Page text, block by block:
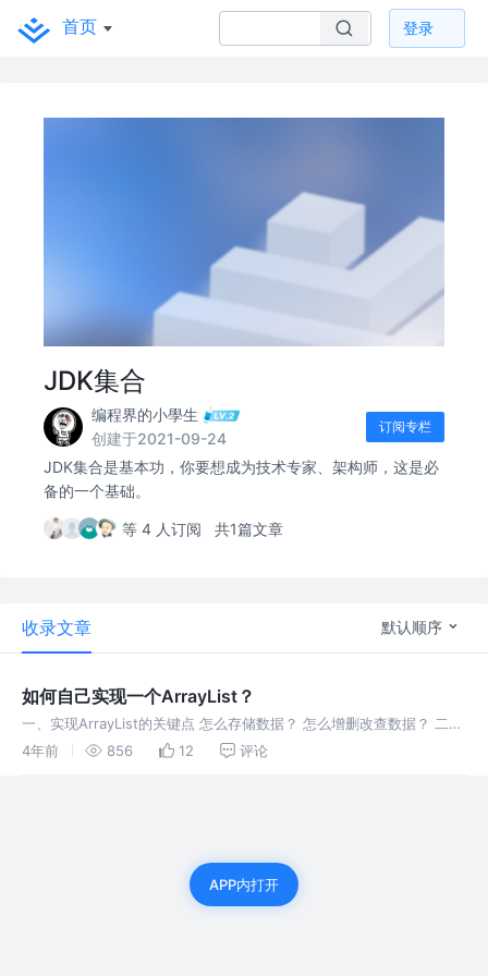
首页 登录
JDK集合
编程界的小學生
创建于2021-09-24
订阅专栏
JDK集合是基本功，你要想成为技术专家、架构师，这是必
备的一个基础。
等 4 人订阅 共1篇文章
收录文章 默认顺序
如何自己实现一个ArrayList？
一、实现ArrayList的关键点 怎么存储数据？ 怎么增删改查数据？ 二、
怎么存储数据？ 首先想到的就是数组，用int[]？还是String[]？既然我
4年前 856 12 评论
APP内打开